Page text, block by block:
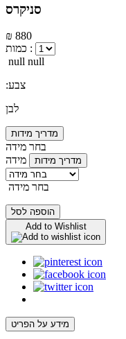
סניקרס
₪ 880
כמות :
null null
:צבע
לבן
מדריך מידות
בחר מידה
מידה
מדריך מידות
בחר מידה
הוספה לסל
Add to Wishlist
מידע על הפריט